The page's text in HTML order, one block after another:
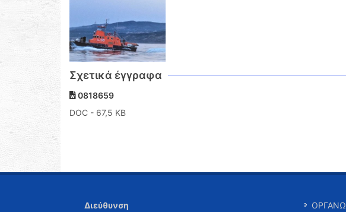
Σχετικά έγγραφα
0818659
DOC - 67,5 KB
Διεύθυνση